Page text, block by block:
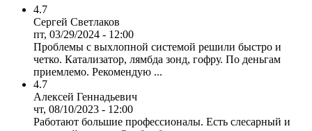
4.7
Сергей Светлаков
пт, 03/29/2024 - 12:00
Проблемы с выхлопной системой решили быстро и
четко. Катализатор, лямбда зонд, гофру. По деньгам
приемлемо. Рекомендую ...
4.7
Алексей Геннадьевич
чт, 08/10/2023 - 12:00
Работают большие профессионалы. Есть слесарный и